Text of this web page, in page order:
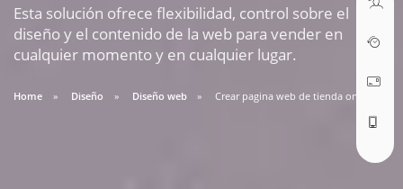
Esta solución ofrece flexibilidad, control sobre el
diseño y el contenido de la web para vender en
cualquier momento y en cualquier lugar.
Home Diseño Diseño web Crear pagina web de tienda online
ABRIR TICKET